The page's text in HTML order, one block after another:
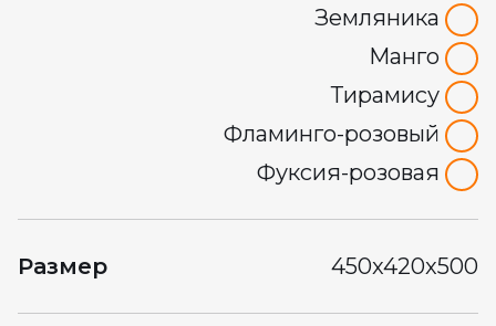
Земляника
Манго
Тирамису
Фламинго-розовый
Фуксия-розовая
Размер 450x420x500